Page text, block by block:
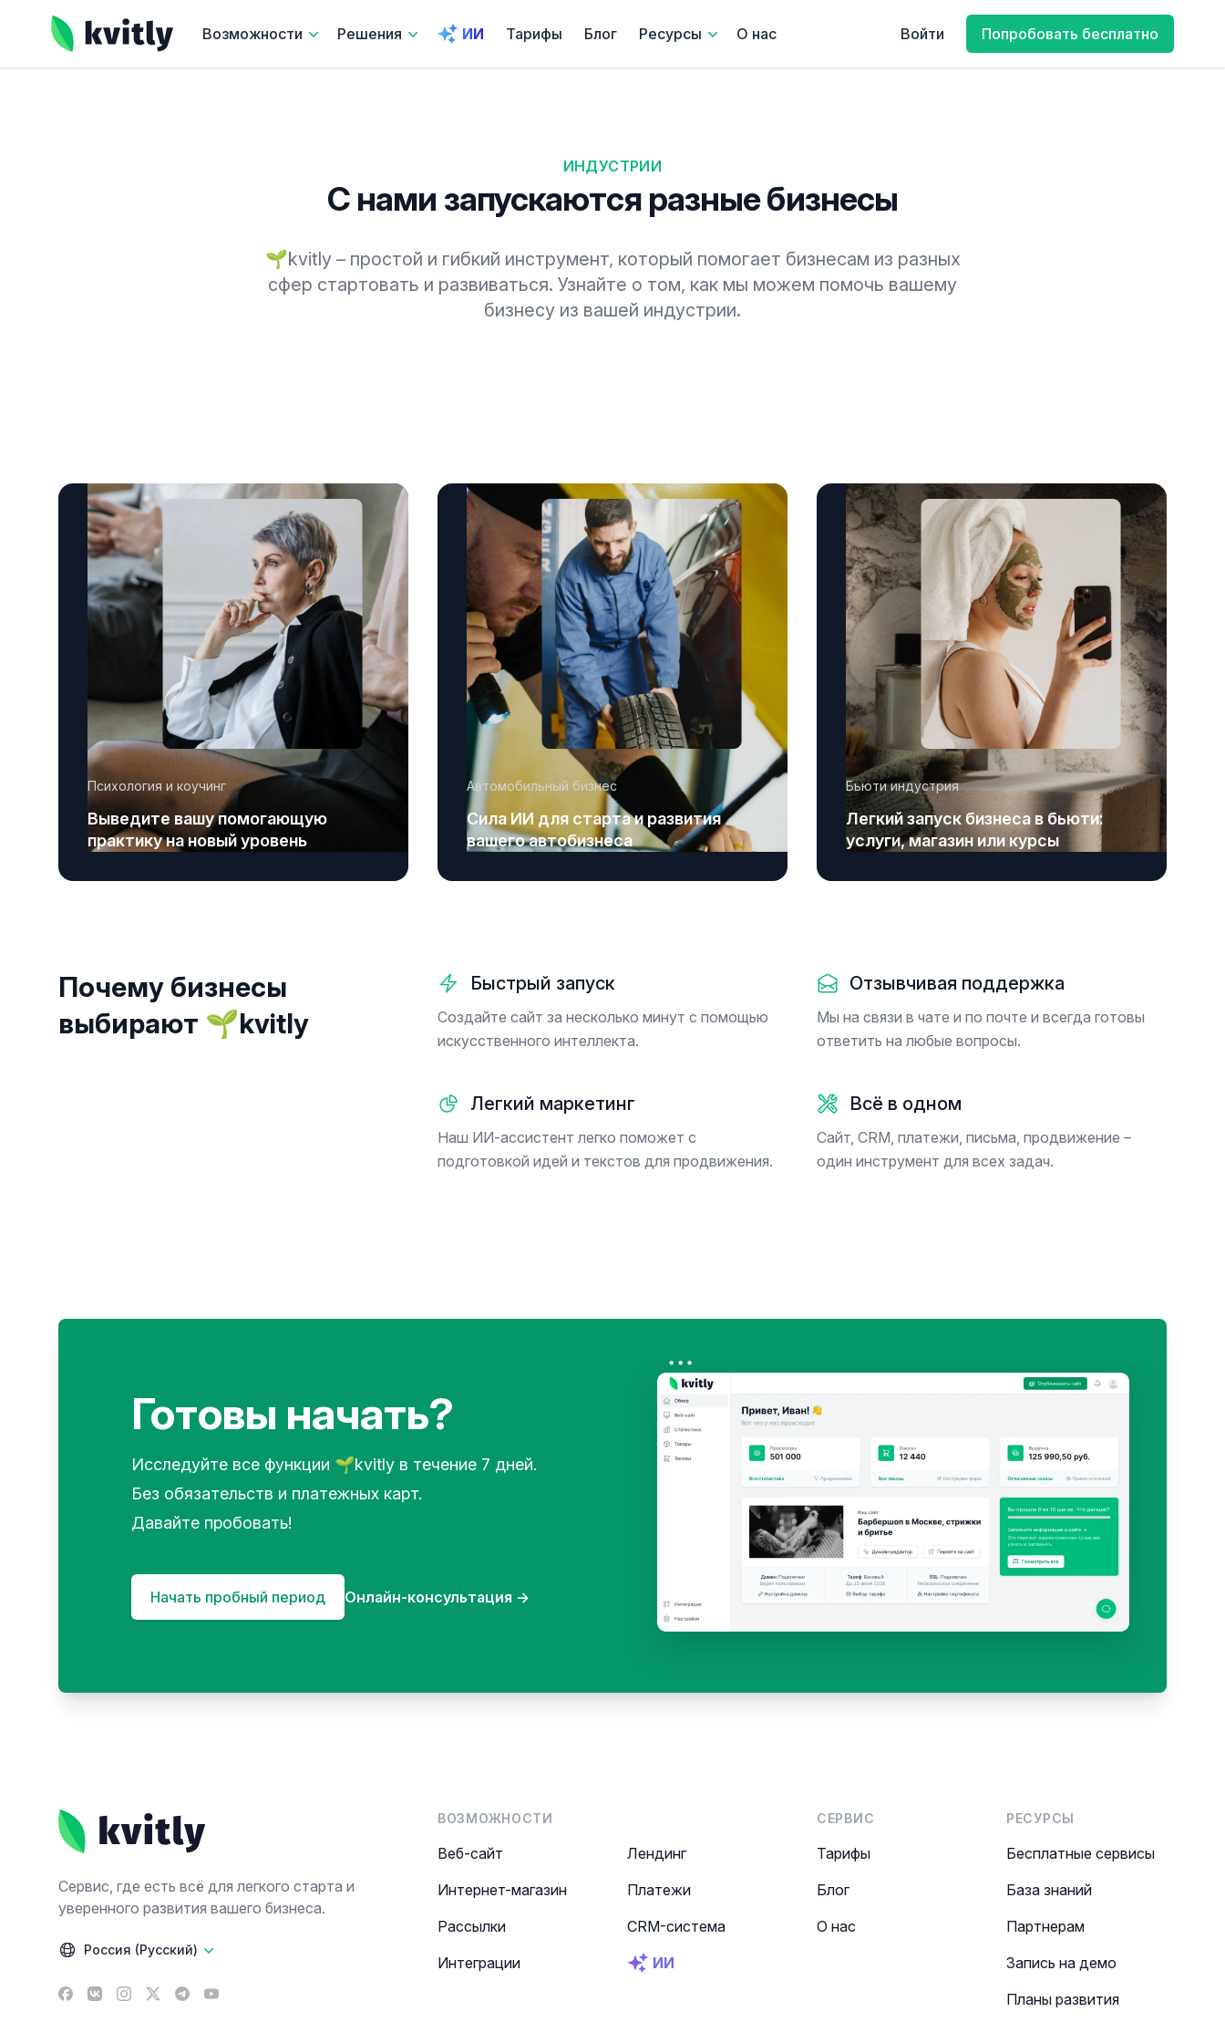
kvitly Возможности Решения ИИ Тарифы Блог Ресурсы О нас Войти Попробовать бесплатно
ИНДУСТРИИ
С нами запускаются разные бизнесы
🌱kvitly – простой и гибкий инструмент, который помогает бизнесам из разных
сфер стартовать и развиваться. Узнайте о том, как мы можем помочь вашему
бизнесу из вашей индустрии.
Психология и коучинг
Выведите вашу помогающую
практику на новый уровень
Автомобильный бизнес
Сила ИИ для старта и развития
вашего автобизнеса
Бьюти индустрия
Легкий запуск бизнеса в бьюти:
услуги, магазин или курсы
Почему бизнесы
выбирают 🌱kvitly
Быстрый запуск
Создайте сайт за несколько минут с помощью
искусственного интеллекта.
Легкий маркетинг
Наш ИИ-ассистент легко поможет с
подготовкой идей и текстов для продвижения.
Отзывчивая поддержка
Мы на связи в чате и по почте и всегда готовы
ответить на любые вопросы.
Всё в одном
Сайт, CRM, платежи, письма, продвижение –
один инструмент для всех задач.
Готовы начать?
Исследуйте все функции 🌱kvitly в течение 7 дней.
Без обязательств и платежных карт.
Давайте пробовать!
Начать пробный период Онлайн-консультация →
Сервис, где есть всё для легкого старта и
уверенного развития вашего бизнеса.
Россия (Русский)
Facebook
VK Instagram
X TelegramYouTube
ВОЗМОЖНОСТИ
Веб-сайт
Интернет-магазин
Рассылки
Интеграции
Лендинг
Платежи
CRM-система
ИИ
СЕРВИС
Тарифы
Блог
О нас
РЕСУРСЫ
Бесплатные сервисы
База знаний
Партнерам
Запись на демо
Планы развития